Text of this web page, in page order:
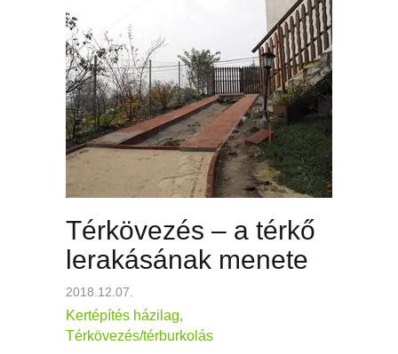
Térkövezés – a térkő
lerakásának menete
2018.12.07.
Kertépítés házilag,
Térkövezés/térburkolás